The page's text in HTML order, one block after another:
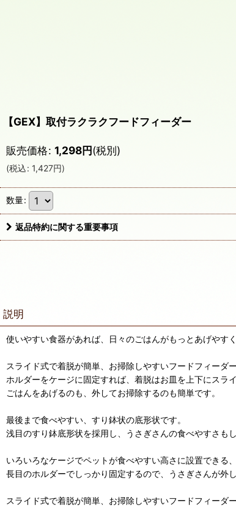
【GEX】取付ラクラクフードフィーダー
販売価格: 1,298円(税別)
(税込: 1,427円)
数量:
返品特約に関する重要事項
説明
使いやすい食器があれば、日々のごはんがもっとあげやすく
スライド式で着脱が簡単、お掃除しやすいフードフィーダー
ホルダーをケージに固定すれば、着脱はお皿を上下にスラ
ごはんをあげるのも、外してお掃除するのも簡単です。
最後まで食べやすい、すり鉢状の底形状です。
浅目のすり鉢底形状を採用し、うさぎさんの食べやすさも
いろいろなケージでペットが食べやすい高さに設置できる
長目のホルダーでしっかり固定するので、うさぎさんが外
スライド式で着脱が簡単、お掃除しやすいフードフィーダー